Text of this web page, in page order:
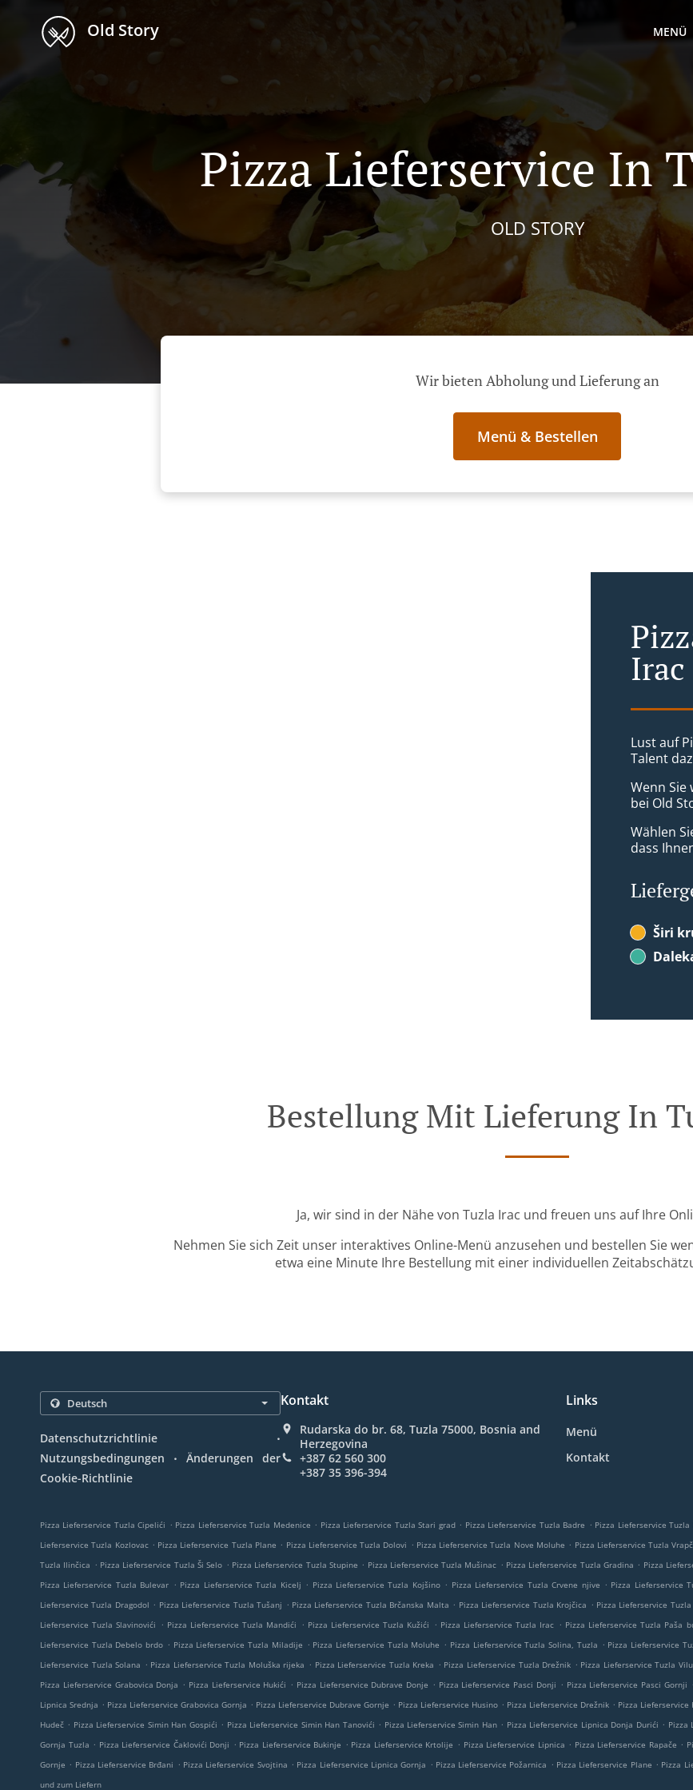
Old Story MENÜ
Pizza Lieferservice In
OLD STORY
Wir bieten Abholung und Lieferung an
Menü & Bestellen
Irac
Lust auf
Talent
Wenn Sie
bei Old
Wählen
dass
Širi
Bestellung Mit Lieferung In
Ja, wir sind in der Nähe von Tuzla Irac und freuen uns auf Ihre
Nehmen Sie sich Zeit unser interaktives Online-Menü anzusehen und bestellen Sie
etwa eine Minute Ihre Bestellung mit einer individuellen
Datenschutzrichtlinie .
Nutzungsbedingungen .
Änderungen der
Cookie-Richtlinie
Kontakt
Rudarska do br. 68, Tuzla 75000, Bosnia and
Herzegovina
+387 62 560 300
+387 35 396-394
Links
Menü
Kontakt
Pizza Lieferservice Tuzla Cipelići . Pizza Lieferservice Tuzla Medenice . Pizza Lieferservice Tuzla Stari grad . Pizza Lieferservice Tuzla Badre . Pizza Lieferservice
Lieferservice Tuzla Kozlovac . Pizza Lieferservice Tuzla Plane . Pizza Lieferservice Tuzla Dolovi . Pizza Lieferservice Tuzla Nove Moluhe . Pizza Lieferservice Tuzla
Tuzla Ilinčica . Pizza Lieferservice Tuzla Ši Selo . Pizza Lieferservice Tuzla Stupine . Pizza Lieferservice Tuzla Mušinac . Pizza Lieferservice Tuzla Gradina . Pizza
Pizza Lieferservice Tuzla Bulevar . Pizza Lieferservice Tuzla Kicelj . Pizza Lieferservice Tuzla Kojšino . Pizza Lieferservice Tuzla Crvene njive . Pizza Lieferservice
Lieferservice Tuzla Dragodol . Pizza Lieferservice Tuzla Tušanj . Pizza Lieferservice Tuzla Brčanska Malta . Pizza Lieferservice Tuzla Krojčica . Pizza Lieferservice Tuzla
Lieferservice Tuzla Slavinovići
. Pizza Lieferservice Tuzla Mandići . Pizza Lieferservice Tuzla Kužići . Pizza Lieferservice Tuzla Irac . Pizza Lieferservice Tuzla Paša
Lieferservice Tuzla Debelo brdo . Pizza Lieferservice Tuzla Miladije . Pizza Lieferservice Tuzla Moluhe . Pizza Lieferservice Tuzla Solina, Tuzla . Pizza Lieferservice
Lieferservice Tuzla Solana . Pizza Lieferservice Tuzla Moluška rijeka . Pizza Lieferservice Tuzla Kreka . Pizza Lieferservice Tuzla Drežnik . Pizza Lieferservice Tuzla
Pizza Lieferservice Grabovica Donja . Pizza Lieferservice Hukići . Pizza Lieferservice Dubrave Donje . Pizza Lieferservice Pasci Donji . Pizza Lieferservice Pasci Gornji
Lipnica Srednja . Pizza Lieferservice Grabovica Gornja . Pizza Lieferservice Dubrave Gornje . Pizza Lieferservice Husino . Pizza Lieferservice Drežnik . Pizza Lieferservice
Hudeč . Pizza Lieferservice Simin Han Gospići . Pizza Lieferservice Simin Han Tanovići . Pizza Lieferservice Simin Han . Pizza Lieferservice Lipnica Donja Durići . Pizza
Gornja Tuzla . Pizza Lieferservice Čaklovići Donji . Pizza Lieferservice Bukinje . Pizza Lieferservice Krtolije . Pizza Lieferservice Lipnica . Pizza Lieferservice Rapače .
Gornje . Pizza Lieferservice Brđani . Pizza Lieferservice Svojtina . Pizza Lieferservice Lipnica Gornja . Pizza Lieferservice Požarnica . Pizza Lieferservice Plane . Pizza
und zum Liefern